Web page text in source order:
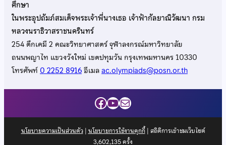
ศึกษา
ในพระอุปถัมภ์สมเด็จพระเจ้าพี่นางเธอ เจ้าฟ้ากัลยาณิวัฒนา กรม
หลวงนราธิวาสราชนครินทร์
254 ตึกเคมี 2 คณะวิทยาศาสตร์ จุฬาลงกรณ์มหาวิทยาลัย
ถนนพญาไท แขวงวังใหม่ เขตปทุมวัน กรุงเทพมหานคร 10330
โทรศัพท์0 2252 8916อีเมลac.olympiads@posn.or.th
Facebook
YouTube
Mail
นโยบายความเป็นส่วนตัว| นโยบายการใช้งานคุกกี้| สถิติการเข้าชมเว็บไซต์
3,602,135ครั้ง